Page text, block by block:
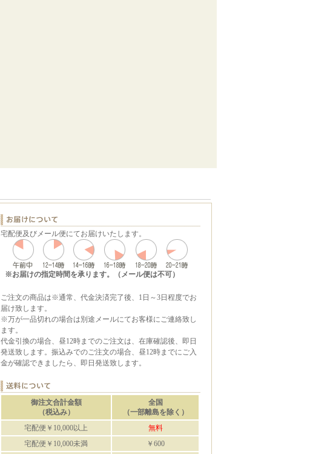
宅配便及びメール便にてお届けいたします。
※お届けの指定時間を承ります。（メール便は不可）
ご注文の商品は※通常、代金決済完了後、1日～3日程度でお
届け致します。
※万が一品切れの場合は別途メールにてお客様にご連絡致し
ます。
代金引換の場合、昼12時までのご注文は、在庫確認後、即日
発送致します。振込みでのご注文の場合、昼12時までにご入
金が確認できましたら、即日発送致します。
御注文合計金額
（税込み）
全国
（一部離島を除く）
宅配便￥10,000以上
無料
宅配便￥10,000未満
￥600